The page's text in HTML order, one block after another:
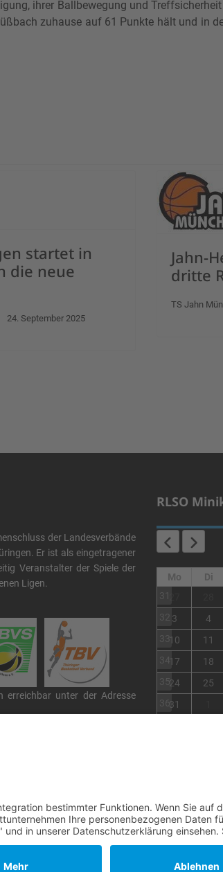
ihrer Ballbewegung und
zuhause auf 61 Punkte hält und in
startet in
die neue
24. September 2025
Jahn-
dritte
TS Jahn
der Landesverbände
Er ist als eingetragener
Veranstalter der Spiele der
Ligen.
erreichbar unter der Adresse
RLSO
Mo Di
31
32 3 4
3310 11
3417 18
3524 25
3631